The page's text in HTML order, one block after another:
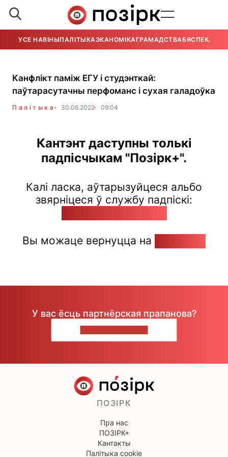
УСЕ НАВІНЫПАЛІТЫКАЭКАНОМІКАГРАМАДСТВАБЯСПЕКА
Канфлікт паміж ЕГУ і студэнткай:
паўтарасутачны перфоманс і сухая галадоўка
Палітыка 30.06.2022 09:04
Кантэнт даступны толькі
падпісчыкам "Позірк+".
Калі ласка, аўтарызуйцеся альбо
звярніцеся ў службу падпіскі:
Вы можаце вернуцца на
У вас ёсць партнёрская прапанова?
ПОЗІРК
Пра нас
ПОЗІРК+
Кантакты
Палітыка cookie